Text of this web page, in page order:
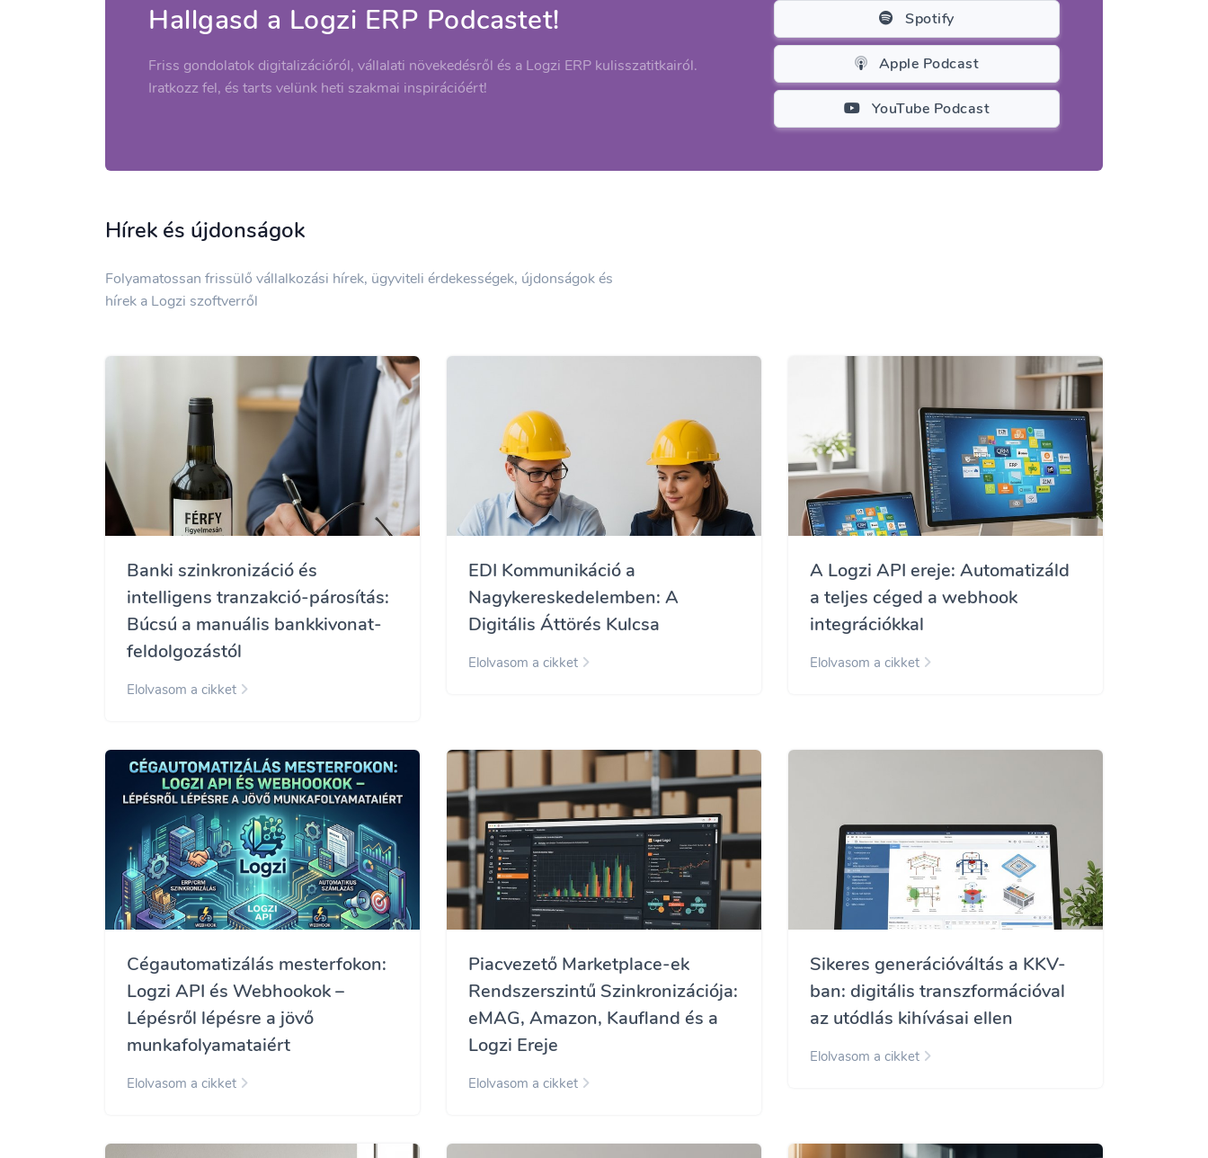
Hallgasd a Logzi ERP Podcastet!
Friss gondolatok digitalizációról, vállalati növekedésről és a Logzi ERP kulisszatitkairól.
Iratkozz fel, és tarts velünk heti szakmai inspirációért!
Spotify
Apple Podcast
YouTube Podcast
Hírek és újdonságok
Folyamatossan frissülő vállalkozási hírek, ügyviteli érdekességek, újdonságok és
hírek a Logzi szoftverről
Banki szinkronizáció és
intelligens tranzakció-párosítás:
Búcsú a manuális bankkivonat-
feldolgozástól
Elolvasom a cikket
EDI Kommunikáció a
Nagykereskedelemben: A
Digitális Áttörés Kulcsa
Elolvasom a cikket
A Logzi API ereje: Automatizáld
a teljes céged a webhook
integrációkkal
Elolvasom a cikket
Cégautomatizálás mesterfokon:
Logzi API és Webhookok –
Lépésről lépésre a jövő
munkafolyamataiért
Elolvasom a cikket
Piacvezető Marketplace-ek
Rendszerszintű Szinkronizációja:
eMAG, Amazon, Kaufland és a
Logzi Ereje
Elolvasom a cikket
Sikeres generációváltás a KKV-
ban: digitális transzformációval
az utódlás kihívásai ellen
Elolvasom a cikket